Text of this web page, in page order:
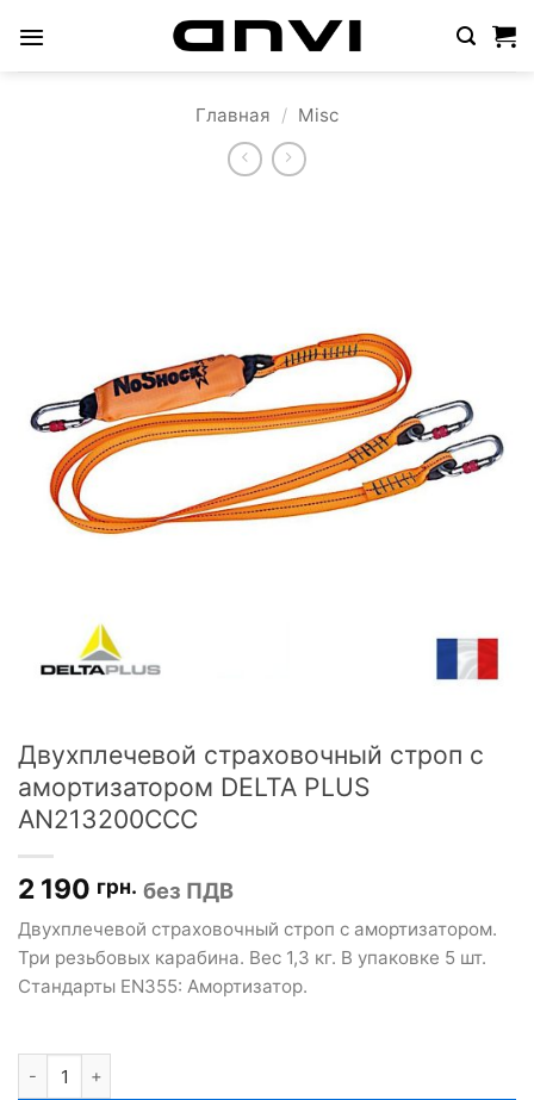
content
Главная / Misc
Двухплечевой страховочный строп с
амортизатором DELTA PLUS
AN213200CCC
2 190 грн. без ПДВ
Двухплечевой страховочный строп с амортизатором.
Три резьбовых карабина. Вес 1,3 кг. В упаковке 5 шт.
Стандарты EN355: Амортизатор.